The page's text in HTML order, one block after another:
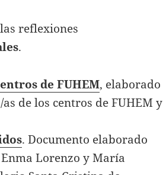
reflexiones
.
de FUHEM, elaborado
de los centros de FUHEM y
. Documento elaborado
Lorenzo y María